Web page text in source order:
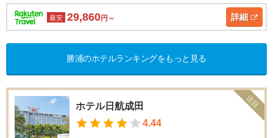
最安 29,860円～ 詳細
勝浦のホテルランキングをもっと見る
ホテル日航成田
4.44
注目